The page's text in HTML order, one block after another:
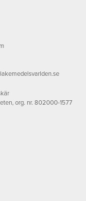
org. nr. 802000-1577